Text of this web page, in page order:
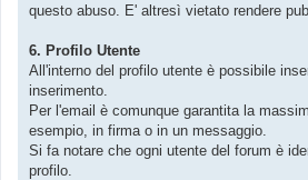
questo abuso. E' altresì vietato rendere
6. Profilo Utente
All'interno del profilo utente è possibile
inserimento.
Per l'email è comunque garantita la
esempio, in firma o in un messaggio.
Si fa notare che ogni utente del forum è
profilo.